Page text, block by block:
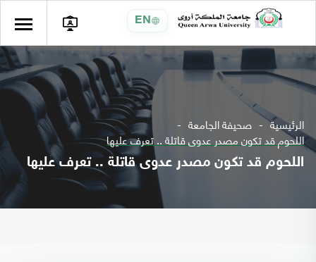
EN
الرئيسية صحيفة الجامعة
اللحوم قد تكون مصدر عدوى قاتلة .. تعرف عليها
اللحوم قد تكون مصدر عدوى قاتلة .. تعرف عليها